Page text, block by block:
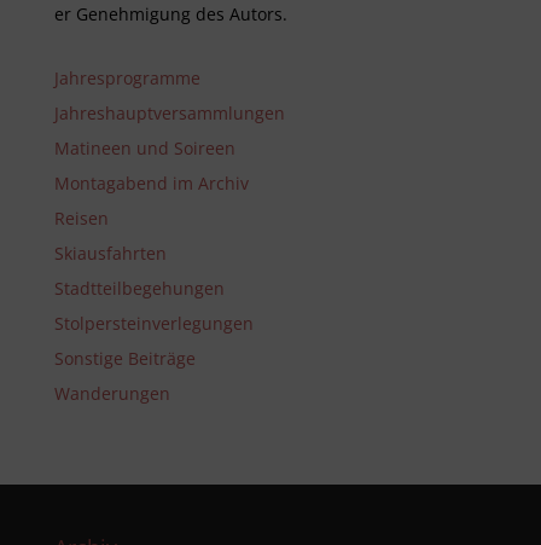
er Genehm­ig­ung des Autors.
Jahresprogramme
Jahreshauptversammlungen
Matineen und Soireen
Montagabend im Archiv
Reisen
Skiausfahrten
Stadtteilbegehungen
Stolpersteinverlegungen
Sonstige Beiträge
Wanderungen